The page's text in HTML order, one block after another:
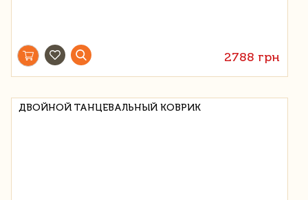
2788 грн
ДВОЙНОЙ ТАНЦЕВАЛЬНЫЙ КОВРИК